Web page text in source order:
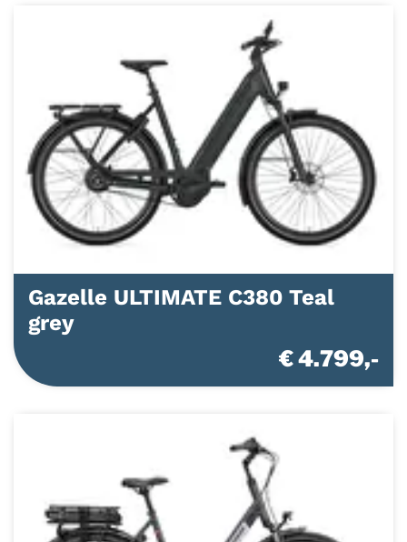
Gazelle ULTIMATE C380 Teal
grey
€ 4.799,-